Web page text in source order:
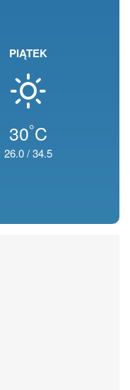
PIĄTEK
30°C
26.0/34.5